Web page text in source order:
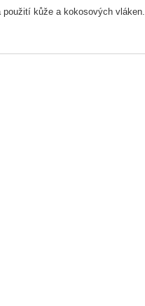
použití kůže a kokosových vláken.